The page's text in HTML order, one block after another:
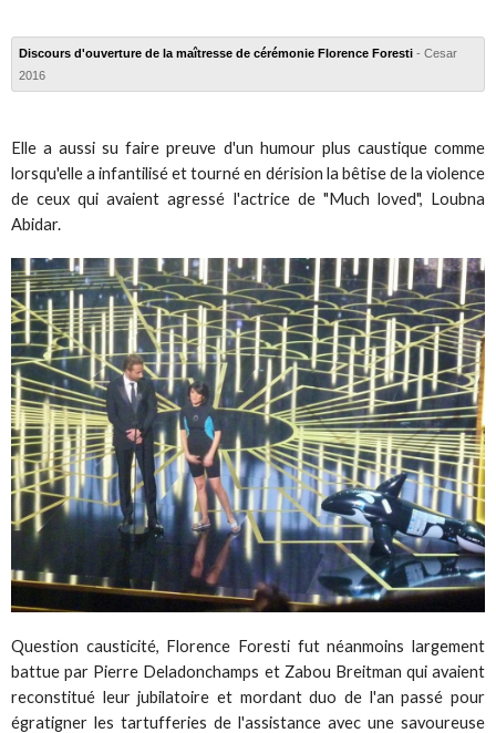
Discours d'ouverture de la maîtresse de cérémonie Florence Foresti - Cesar
2016
Elle a aussi su faire preuve d'un humour plus caustique comme
lorsqu'elle a infantilisé et tourné en dérision la bêtise de la violence
de ceux qui avaient agressé l'actrice de "Much loved", Loubna
Abidar.
Question causticité, Florence Foresti fut néanmoins largement
battue par Pierre Deladonchamps et Zabou Breitman qui avaient
reconstitué leur jubilatoire et mordant duo de l'an passé pour
égratigner les tartufferies de l'assistance avec une savoureuse